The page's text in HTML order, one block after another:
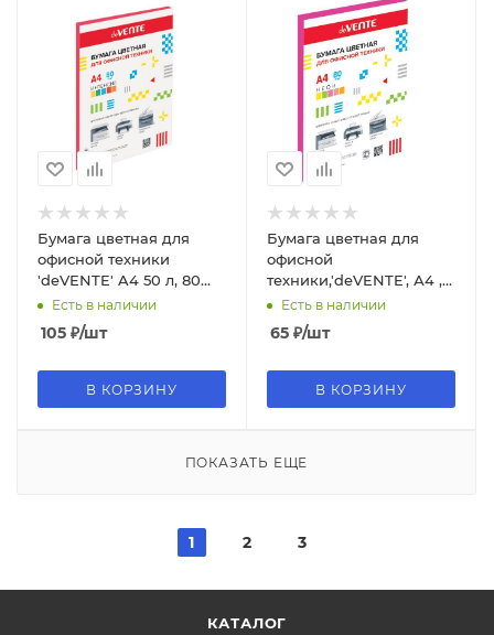
Бумага цветная для
офисной техники
'deVENTE' A4 50 л, 80
г;м², интенсив красный,
2072246
Есть в наличии
105 ₽/шт
В КОРЗИНУ
Бумага цветная для
офисной
техники,'deVENTE', А4 ,
75г;м2, неон, розовый
цвет, 2072224
Есть в наличии
65 ₽/шт
В КОРЗИНУ
ПОКАЗАТЬ ЕЩЕ
1 2 3
КАТАЛОГ